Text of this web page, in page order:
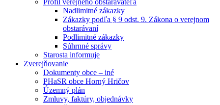
Profil verejného obstarávateľa
Nadlimitné zákazky
Zákazky podľa § 9 odst. 9. Zákona o verejnom
obstarávaní
Podlimitné zákazky
Súhrnné správy
Starosta informuje
Zverejňovanie
Dokumenty obce – iné
PHaSR obce Horný Hričov
Územný plán
Zmluvy, faktúry, objednávky